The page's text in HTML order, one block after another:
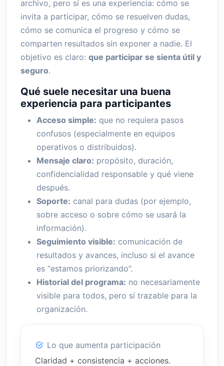
archivo, pero sí es una experiencia: cómo se
invita a participar, cómo se resuelven dudas,
cómo se comunica el progreso y cómo se
comparten resultados sin exponer a nadie. El
objetivo es claro: que participar se sienta útil y
seguro.
Qué suele necesitar una buena
experiencia para participantes
Acceso simple: que no requiera pasos
confusos (especialmente en equipos
operativos o distribuidos).
Mensaje claro: propósito, duración,
confidencialidad responsable y qué viene
después.
Soporte: canal para dudas (por ejemplo,
sobre acceso o sobre cómo se usará la
información).
Seguimiento visible: comunicación de
resultados y avances, incluso si el avance
es “estamos priorizando”.
Historial del programa: no necesariamente
visible para todos, pero sí trazable para la
organización.
Lo que aumenta participación
Claridad + consistencia + acciones.